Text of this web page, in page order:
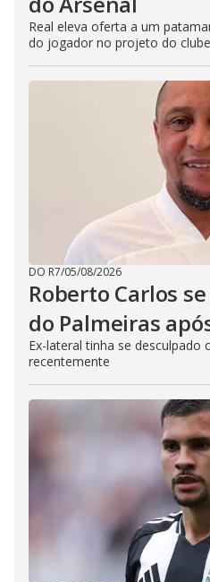
Real eleva oferta a um
do jogador no projeto do clube
DO R7/05/08/2026
Roberto Carlos
do Palmeiras
Ex-lateral tinha se desculpado
recentemente